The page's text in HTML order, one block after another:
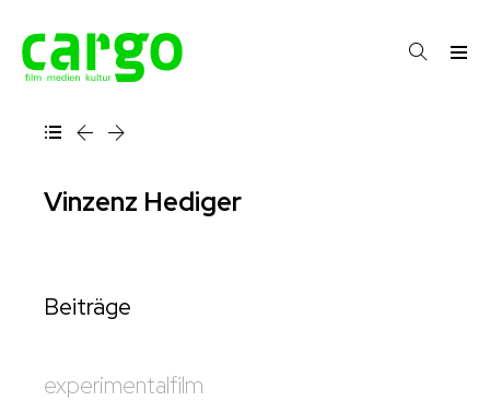
Vinzenz Hediger
Beiträge
experimentalfilm